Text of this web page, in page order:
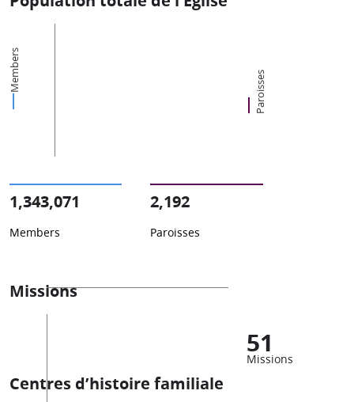
Members Paroisses
1,343,071
Members
2,192
Paroisses
Missions
51
Missions
Centres d’histoire familiale